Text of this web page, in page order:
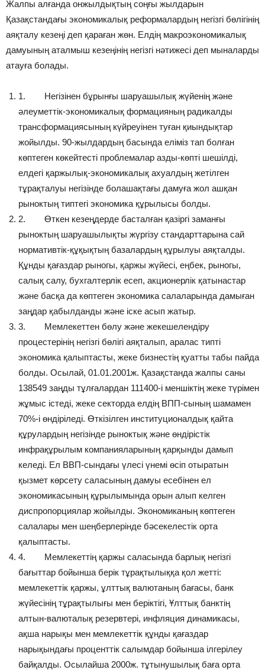
Жалпы алғанда онжылдықтың соңғы жылдарын
Қазақстандағы экономикалық реформалардың негізгі бөлігінің
аяқталу кезеңі деп қараған жөн. Елдің макроэкономикалық
дамуының аталмыш кезеңінің негізгі нәтижесі деп мыналарды
атауға болады.
1. Негізінен бұрынғы шаруашылық жүйенің және
әлеуметтік-экономикалық формацияның радикалды
трансформациясының күйреуінен туған қиындықтар
жойылды. 90-жылдардың басында еліміз тап болған
көптеген көкейтесті проблемалар азды-көпті шешілді,
елдегі қаржылық-экономикалық ахуалдың жетілген
тұрақталуы негізінде болашақтағы дамуға жол ашқан
рыноктың типтегі экономика құрылысы болды.
2. Өткен кезеңдерде басталған қазіргі заманғы
рыноктың шаруашылықты жүргізу стандарттарына сай
нормативтік-құқықтың базалардың құрылуы аяқталды.
Құнды қағаздар рыногы, қаржы жүйесі, еңбек, рыногы,
салық салу, бухгалтерлік есеп, акционерлік қатынастар
және басқа да көптеген экономика салаларында дамыған
заңдар қабылданды және іске асып жатыр.
3. Мемлекеттен бөлу және жекешелендіру
процестерінің негізгі бөлігі аяқталып, аралас типті
экономика қалыптасты, жеке бизнестің қуатты табы пайда
болды. Осылай, 01.01.2001ж. Қазақстанда жалпы саны
138549 заңды тұлғалардан 111400-і меншіктің жеке түрімен
жұмыс істеді, жеке секторда елдің ВПП-сының шамамен
70%-і өндіріледі. Өткізілген институционалдық қайта
құрулардың негізінде рыноктық және өндірістік
инфрақұрылым компанияларының қарқынды дамып
келеді. Ел ВВП-сындағы үлесі үнемі өсіп отыратын
қызмет көрсету саласының дамуы есебінен ел
экономикасының құрылымында орын алып келген
диспропорциялар жойылды. Экономиканың көптеген
салалары мен шеңберлерінде бәсекелестік орта
қалыптасты.
4. Мемлекеттің қаржы саласында барлық негізгі
бағыттар бойынша берік тұрақтылыққа қол жетті:
мемлекеттік қаржы, ұлттық валютаның бағасы, банк
жүйесінің тұрақтылығы мен беріктігі, Ұлттық банктің
алтын-валюталық резервтері, инфляция динамикасы,
ақша нарықы мен мемлекеттік құнды қағаздар
нарықындағы проценттік салымдар бойынша ілгерілеу
байқалды. Осылайша 2000ж. тұтынушылық баға орта